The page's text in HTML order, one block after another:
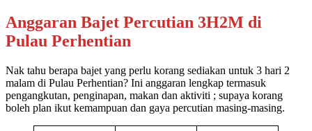
Anggaran Bajet Percutian 3H2M di
Pulau Perhentian
Nak tahu berapa bajet yang perlu korang sediakan untuk 3 hari 2
malam di Pulau Perhentian? Ini anggaran lengkap termasuk
pengangkutan, penginapan, makan dan aktiviti ; supaya korang
boleh plan ikut kemampuan dan gaya percutian masing-masing.